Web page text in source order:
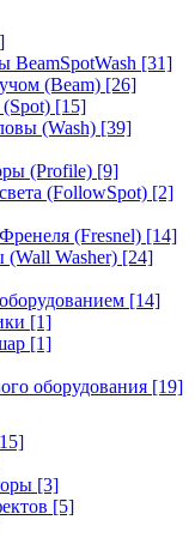
BeamSpotWash [31]
(Beam) [26]
[15]
(Wash) [39]
(Profile) [9]
(FollowSpot) [2]
(Fresnel) [14]
Washer) [24]
[14]
[1]
[1]
оборудования [19]
[3]
[5]